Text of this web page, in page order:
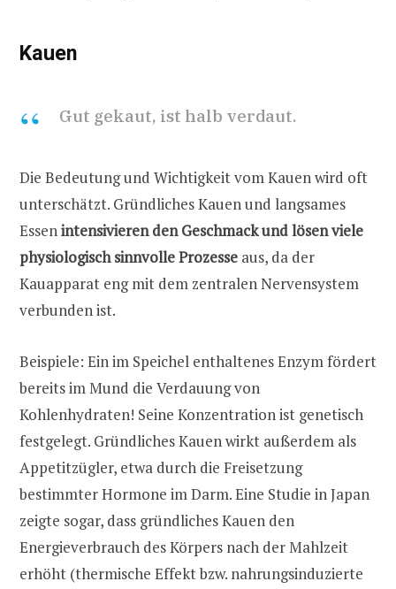
Kauen
Gut gekaut, ist halb verdaut.
Die Bedeutung und Wichtigkeit vom Kauen wird oft
unterschätzt. Gründliches Kauen und langsames
Essenintensivieren den Geschmack und lösen viele
physiologisch sinnvolle Prozesse aus, da der
Kauapparat eng mit dem zentralen Nervensystem
verbunden ist.
Beispiele: Ein im Speichel enthaltenes Enzym fördert
bereits im Mund die Verdauung von
Kohlenhydraten! Seine Konzentration ist genetisch
festgelegt. Gründliches Kauen wirkt außerdem als
Appetitzügler, etwa durch die Freisetzung
bestimmter Hormone im Darm. Eine Studie in Japan
zeigte sogar, dass gründliches Kauen den
Energieverbrauch des Körpers nach der Mahlzeit
erhöht (thermische Effekt bzw. nahrungsinduzierte